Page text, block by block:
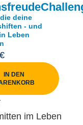
deine
- und
Leben
€
IN DEN
im Leben